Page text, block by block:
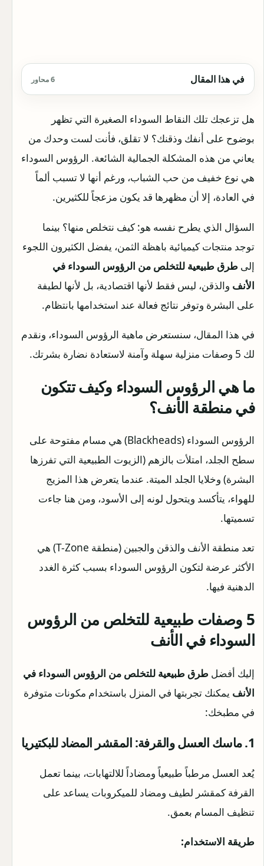
في هذا المقال 6 محاور
هل تزعجك تلك النقاط السوداء الصغيرة التي تظهر
بوضوح على أنفك وذقنك؟ لا تقلق، فأنت لست وحدك من
يعاني من هذه المشكلة الجمالية الشائعة. الرؤوس السوداء
هي نوع خفيف من حب الشباب، ورغم أنها لا تسبب ألماً
في العادة، إلا أن مظهرها قد يكون مزعجاً للكثيرين.
السؤال الذي يطرح نفسه هو: كيف نتخلص منها؟ بينما
توجد منتجات كيميائية باهظة الثمن، يفضل الكثيرون اللجوء
إلى طرق طبيعية للتخلص من الرؤوس السوداء في
الأنف والذقن، ليس فقط لأنها اقتصادية، بل لأنها لطيفة
على البشرة وتوفر نتائج فعالة عند استخدامها بانتظام.
في هذا المقال، سنستعرض ماهية الرؤوس السوداء، ونقدم
لك 5 وصفات منزلية سهلة وآمنة لاستعادة نضارة بشرتك.
ما هي الرؤوس السوداء وكيف تتكون
في منطقة الأنف؟
الرؤوس السوداء (Blackheads) هي مسام مفتوحة على
سطح الجلد، امتلأت بالزهم (الزيوت الطبيعية التي تفرزها
البشرة) وخلايا الجلد الميتة. عندما يتعرض هذا المزيج
للهواء، يتأكسد ويتحول لونه إلى الأسود، ومن هنا جاءت
تسميتها.
تعد منطقة الأنف والذقن والجبين (منطقة T-Zone) هي
الأكثر عرضة لتكون الرؤوس السوداء بسبب كثرة الغدد
الدهنية فيها.
5 وصفات
طبيعية للتخلص من الرؤوس
السوداء في الأنف
إليك أفضل طرق طبيعية للتخلص من الرؤوس السوداء في
الأنف يمكنك تجربتها في المنزل باستخدام مكونات متوفرة
في مطبخك:
1. ماسك العسل والقرفة: المقشر المضاد للبكتيريا
يُعد العسل مرطباً طبيعياً ومضاداً للالتهابات، بينما تعمل
القرفة كمقشر لطيف ومضاد للميكروبات يساعد على
تنظيف المسام بعمق.
طريقة الاستخدام: